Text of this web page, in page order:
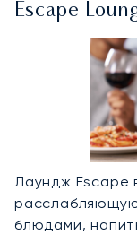
Escape
Лаундж Escape
блюдами,